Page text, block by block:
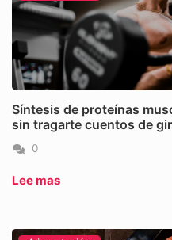
Síntesis de proteínas
sin tragarte cuentos de
0
Lee mas